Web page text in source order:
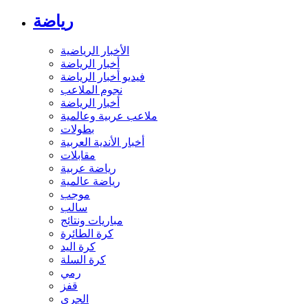
رياضة
الأخبار الرياضية
أخبار الرياضة
فيديو أخبار الرياضة
نجوم الملاعب
أخبار الرياضة
ملاعب عربية وعالمية
بطولات
أخبار الأندية العربية
مقابلات
رياضة عربية
رياضة عالمية
موجب
سالب
مباريات ونتائج
كرة الطائرة
كرة اليد
كرة السلة
رمي
قفز
الجري